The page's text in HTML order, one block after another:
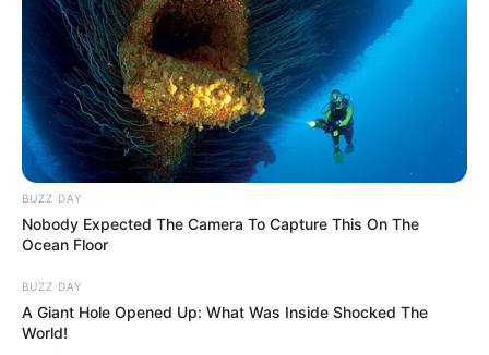
BUZZ DAY
Nobody Expected The Camera To Capture This On The
Ocean Floor
BUZZ DAY
A Giant Hole Opened Up: What Was Inside Shocked The
World!